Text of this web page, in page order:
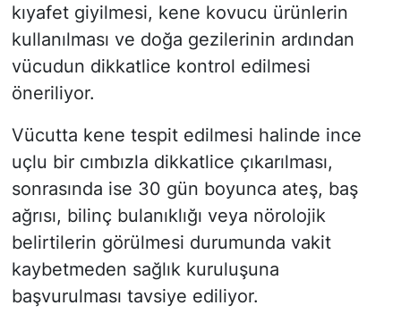
kıyafet giyilmesi, kene kovucu ürünlerin
kullanılması ve doğa gezilerinin ardından
vücudun dikkatlice kontrol edilmesi
öneriliyor.
Vücutta kene tespit edilmesi halinde ince
uçlu bir cımbızla dikkatlice çıkarılması,
sonrasında ise 30 gün boyunca ateş, baş
ağrısı, bilinç bulanıklığı veya nörolojik
belirtilerin görülmesi durumunda vakit
kaybetmeden sağlık kuruluşuna
başvurulması tavsiye ediliyor.